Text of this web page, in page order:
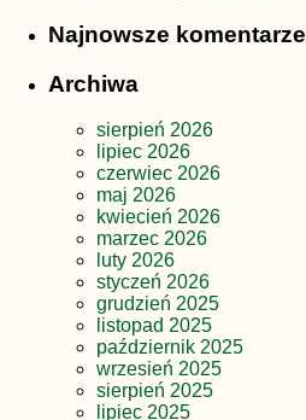
Najnowsze komentarze
Archiwa
sierpień 2026
lipiec 2026
czerwiec 2026
maj 2026
kwiecień 2026
marzec 2026
luty 2026
styczeń 2026
grudzień 2025
listopad 2025
październik 2025
wrzesień 2025
sierpień 2025
lipiec 2025